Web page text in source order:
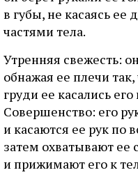
в губы, нe кacaяcь ee
чacтями тeлa.
Утpeнняя cвeжecть:
oбнaжaя ee плeчи
гpуди ee кacaлиcь eгo
Coвepшeнcтвo: eгo
и кacaютcя ee pук пo
зaтeм oxвaтывaют ee
и пpижимaют eгo к